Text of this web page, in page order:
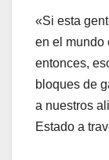
«Si esta
en el mundo
entonces,
bloques de
a nuestros
Estado a